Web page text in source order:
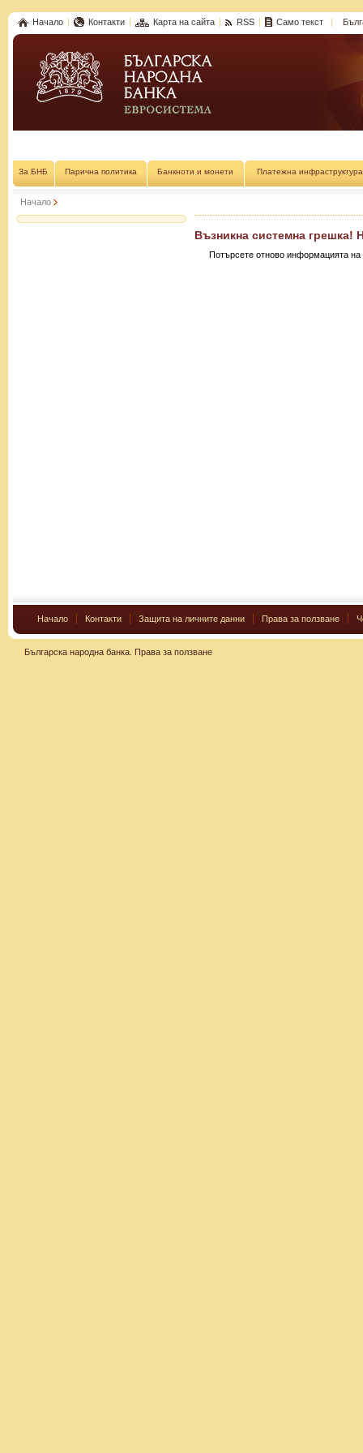
Начало Контакти Карта на сайта RSS Само текст
За БНБ Парична политика Банкноти и монети Платежна инфраструктура
Начало
Възникна системна грешка!
Потърсете отново информацията на
Начало Контакти Защита на личните данни Права за ползване
Българска народна банка. Права за ползване